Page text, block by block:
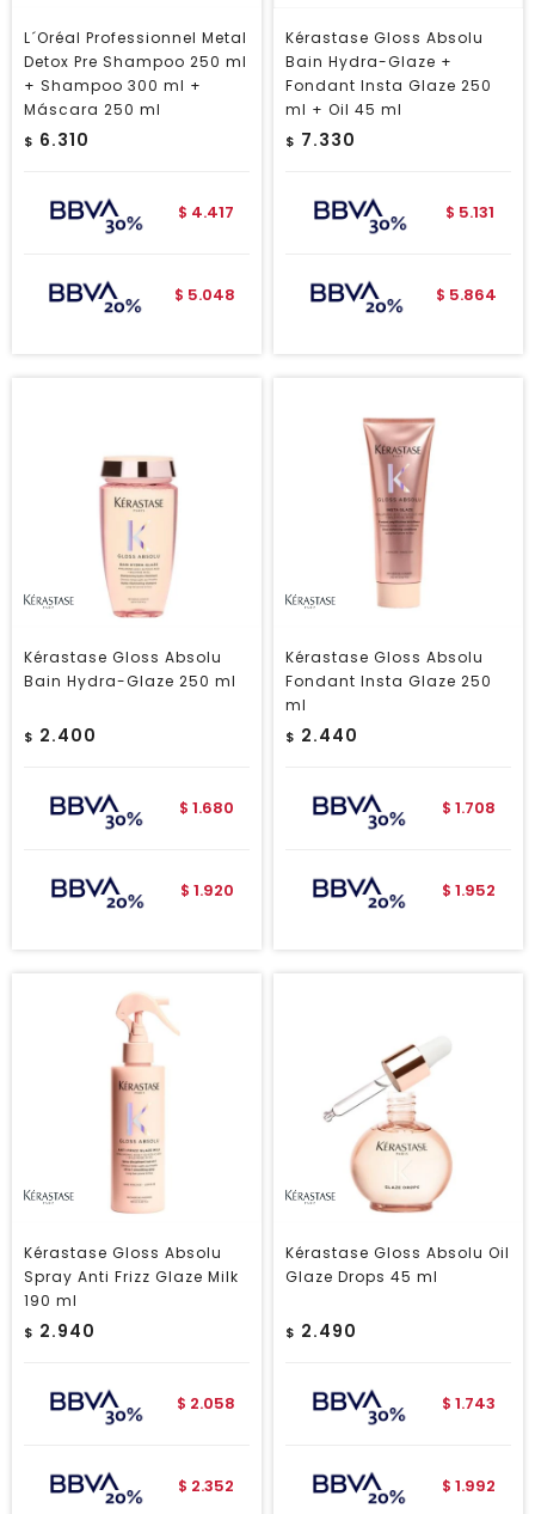
L´Oréal Professionnel Metal
Detox Pre Shampoo 250 ml
+ Shampoo 300 ml +
Máscara 250 ml
$ 6.310
$ 4.417
$ 5.048
Kérastase Gloss Absolu
Bain Hydra-Glaze +
Fondant Insta Glaze 250
ml + Oil 45 ml
$ 7.330
$ 5.131
$ 5.864
Kérastase Gloss Absolu
Bain Hydra-Glaze 250 ml
$ 2.400
$ 1.680
$ 1.920
Kérastase Gloss Absolu
Fondant Insta Glaze 250
ml
$ 2.440
$ 1.708
$ 1.952
Kérastase Gloss Absolu
Spray Anti Frizz Glaze Milk
190 ml
$ 2.940
$ 2.058
$ 2.352
Kérastase Gloss Absolu Oil
Glaze Drops 45 ml
$ 2.490
$ 1.743
$ 1.992